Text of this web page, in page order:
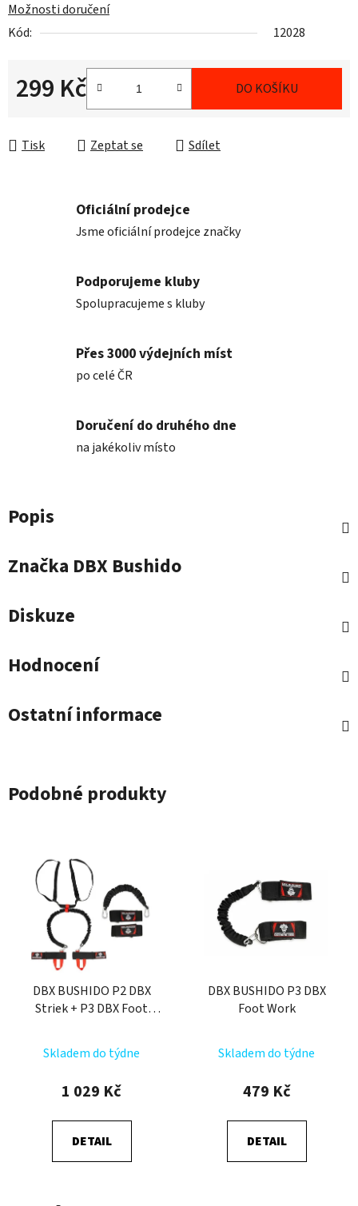
Možnosti doručení
Kód:
12028
299 Kč DO KOŠÍKU
Tisk Zeptat se Sdílet
Oficiální prodejce
Jsme oficiální prodejce značky
Podporujeme kluby
Spolupracujeme s kluby
Přes 3000 výdejních míst
po celé ČR
Doručení do druhého dne
na jakékoliv místo
Popis
Značka DBX Bushido
Diskuze
Hodnocení
Ostatní informace
Podobné produkty
DBX BUSHIDO P2 DBX
Striek + P3 DBX Foot
Skladem do týdne
1 029 Kč
DETAIL
DBX BUSHIDO P3 DBX
Foot Work
Skladem do týdne
479 Kč
DETAIL